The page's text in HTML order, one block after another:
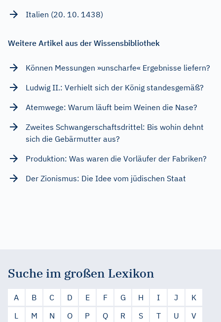
Italien (20. 10. 1438)
Weitere Artikel aus der Wissensbibliothek
Können Messungen »unscharfe« Ergebnisse liefern?
Ludwig II.: Verhielt sich der König standesgemäß?
Atemwege: Warum läuft beim Weinen die Nase?
Zweites Schwangerschaftsdrittel: Bis wohin dehnt
sich die Gebärmutter aus?
Produktion: Was waren die Vorläufer der Fabriken?
Der Zionismus: Die Idee vom jüdischen Staat
Suche im großen Lexikon
A B C D E F G H I J
K
L
M N O P Q R S T U
V